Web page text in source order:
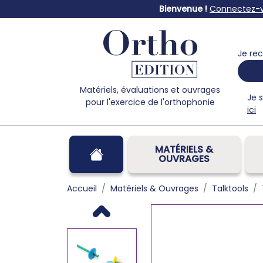
Bienvenue ! Connectez-
Matériels, évaluations et ouvrages
pour l'exercice de l'orthophonie
Je
Je
ici
MATÉRIELS &
OUVRAGES
Accueil Matériels & Ouvrages Talktools
Previous